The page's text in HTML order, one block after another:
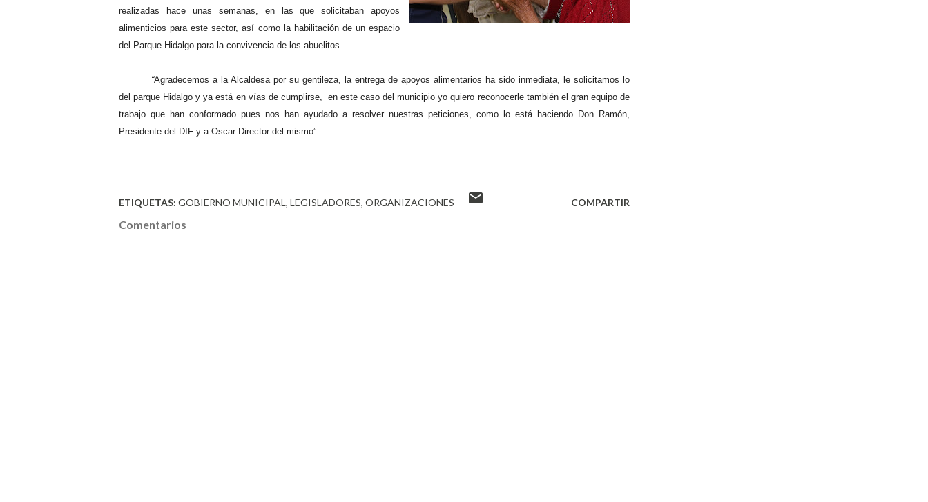
realizadas hace unas semanas, en las que solicitaban apoyos
alimenticios para este sector, así como la habilitación de un espacio
del Parque Hidalgo para la convivencia de los abuelitos.
“Agradecemos a la Alcaldesa por su gentileza, la entrega de apoyos alimentarios ha sido inmediata, le solicitamos lo
del parque Hidalgo y ya está en vías de cumplirse, en este caso del municipio yo quiero reconocerle también el gran equipo de
trabajo que han conformado pues nos han ayudado a resolver nuestras peticiones, como lo está haciendo Don Ramón,
Presidente del DIF y a Oscar Director del mismo”.
ETIQUETAS: GOBIERNO MUNICIPAL LEGISLADORES ORGANIZACIONES COMPARTIR
Comentarios